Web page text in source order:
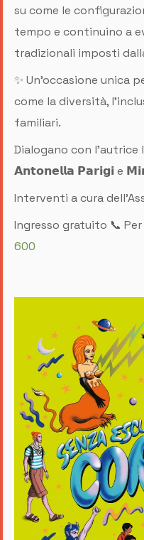
su come le
tempo e continuino a
tradizionali imposti
✨ Un’occasione unica
come la diversità,
familiari.
Dialogano con l’autrice
𝗔𝗻𝘁𝗼𝗻𝗲𝗹𝗹𝗮 𝗣𝗮𝗿𝗶𝗴𝗶 e
Interventi a cura
Ingresso gratuito 📞
600